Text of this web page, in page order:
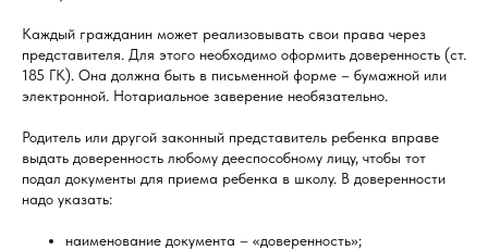
Каждый гражданин может реализовывать свои права через
представителя. Для этого необходимо оформить доверенность (ст.
185 ГК). Она должна быть в письменной форме – бумажной или
электронной. Нотариальное заверение необязательно.
Родитель или другой законный представитель ребенка вправе
выдать доверенность любому дееспособному лицу, чтобы тот
подал документы для приема ребенка в школу. В доверенности
надо указать:
наименование документа – «доверенность»;